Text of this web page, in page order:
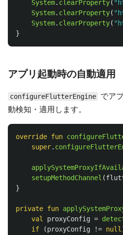
System. clearProperty(
System. clearProperty(
System. clearProperty(
}
アプリ起動時の自動適用
configureFlutterEngine
でア
動検知・適用します。
override fun
super.
setupMethodChannel (
}
private fun
val
proxyConfig =
if
(proxyConfig != null